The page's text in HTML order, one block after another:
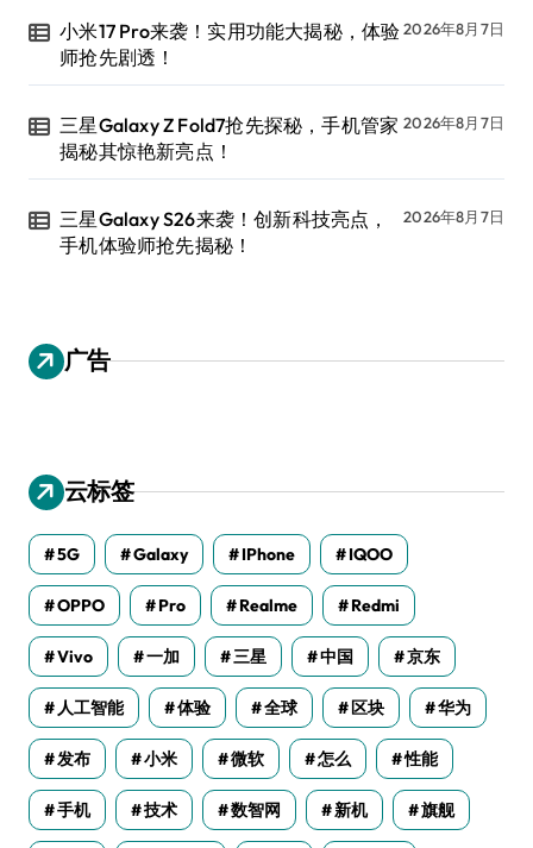
小米17 Pro来袭！实用功能大揭秘，体验
师抢先剧透！
2026年8月7日
三星Galaxy Z Fold7抢先探秘，手机管家
揭秘其惊艳新亮点！
2026年8月7日
三星Galaxy S26来袭！创新科技亮点，
手机体验师抢先揭秘！
2026年8月7日
广告
云标签
5G Galaxy IPhone IQOO
OPPO Pro Realme Redmi
Vivo 一加 三星 中国 京东
人工智能 体验 全球 区块 华为
发布 小米 微软 怎么 性能
手机 技术 数智网 新机 旗舰